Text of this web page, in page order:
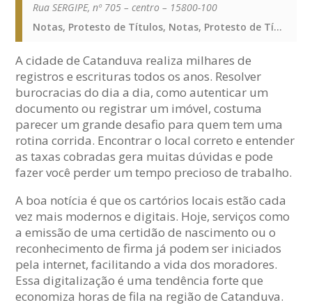
Rua SERGIPE, nº 705 – centro – 15800-100
Notas, Protesto de Títulos, Notas, Protesto de Títulos, Notas, Protesto de Títulos
A cidade de Catanduva realiza milhares de
registros e escrituras todos os anos. Resolver
burocracias do dia a dia, como autenticar um
documento ou registrar um imóvel, costuma
parecer um grande desafio para quem tem uma
rotina corrida. Encontrar o local correto e entender
as taxas cobradas gera muitas dúvidas e pode
fazer você perder um tempo precioso de trabalho.
A boa notícia é que os cartórios locais estão cada
vez mais modernos e digitais. Hoje, serviços como
a emissão de uma certidão de nascimento ou o
reconhecimento de firma já podem ser iniciados
pela internet, facilitando a vida dos moradores.
Essa digitalização é uma tendência forte que
economiza horas de fila na região de Catanduva.